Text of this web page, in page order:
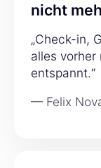
nicht
„Check-in,
alles
entspannt.“
— Felix